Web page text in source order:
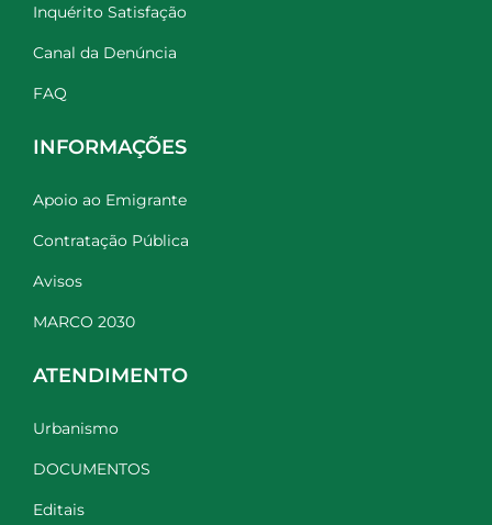
Inquérito Satisfação
Canal da Denúncia
FAQ
INFORMAÇÕES
Apoio ao Emigrante
Contratação Pública
Avisos
MARCO 2030
ATENDIMENTO
Urbanismo
DOCUMENTOS
Editais